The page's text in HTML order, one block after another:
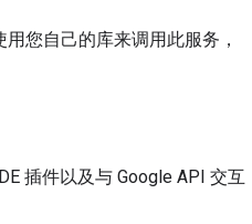
您自己的库来调用此服务，
插件以及与 Google API 交互